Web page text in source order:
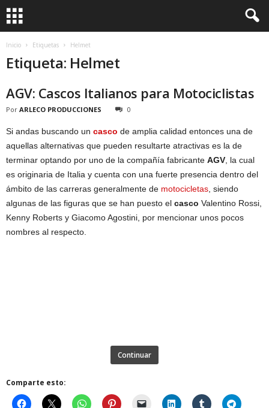
Inicio Etiquetas Helmet
Etiqueta: Helmet
AGV: Cascos Italianos para Motociclistas
Por ARLECO PRODUCCIONES 0
Si andas buscando un casco de amplia calidad entonces una de
aquellas alternativas que pueden resultarte atractivas es la de
terminar optando por uno de la compañía fabricante AGV , la cual
es originaria de Italia y cuenta con una fuerte presencia dentro del
ámbito de las carreras generalmente de motocicletas , siendo
algunas de las figuras que se han puesto el casco Valentino Rossi,
Kenny Roberts y Giacomo Agostini, por mencionar unos pocos
nombres al respecto.
Continuar
Comparte esto: